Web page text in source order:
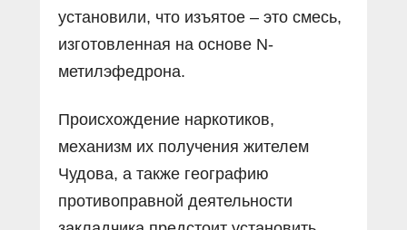
установили, что изъятое – это смесь,
изготовленная на основе N-
метилэфедрона.
Происхождение наркотиков,
механизм их получения жителем
Чудова, а также географию
противоправной деятельности